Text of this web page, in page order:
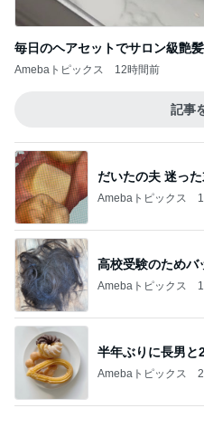
Amebaトピックス
高校受験のためバ
Amebaトピックス
半年ぶりに長男と
Amebaトピックス
堀ちえみ 息子が喜
Amebaトピックス